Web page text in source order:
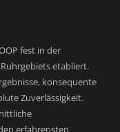
fest in der
etabliert.
konsequente
Zuverlässigkeit.